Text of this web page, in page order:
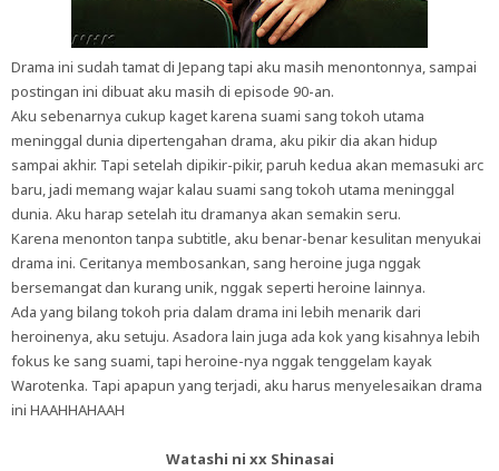
Drama ini sudah tamat di Jepang tapi aku masih menontonnya, sampai
postingan ini dibuat aku masih di episode 90-an.
Aku sebenarnya cukup kaget karena suami sang tokoh utama
meninggal dunia dipertengahan drama, aku pikir dia akan hidup
sampai akhir. Tapi setelah dipikir-pikir, paruh kedua akan memasuki arc
baru, jadi memang wajar kalau suami sang tokoh utama meninggal
dunia. Aku harap setelah itu dramanya akan semakin seru.
Karena menonton tanpa subtitle, aku benar-benar kesulitan menyukai
drama ini. Ceritanya membosankan, sang heroine juga nggak
bersemangat dan kurang unik, nggak seperti heroine lainnya.
Ada yang bilang tokoh pria dalam drama ini lebih menarik dari
heroinenya, aku setuju. Asadora lain juga ada kok yang kisahnya lebih
fokus ke sang suami, tapi heroine-nya nggak tenggelam kayak
Warotenka. Tapi apapun yang terjadi, aku harus menyelesaikan drama
ini HAAHHAHAAH
Watashi ni xx Shinasai